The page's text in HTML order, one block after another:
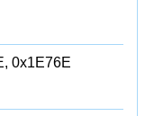
0x1E76E